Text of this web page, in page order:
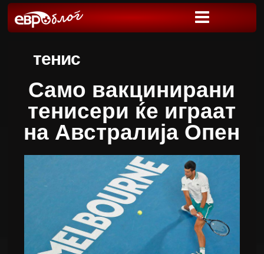
тенис
Само вакцинирани
тенисери ќе играат
на Австралија Опен